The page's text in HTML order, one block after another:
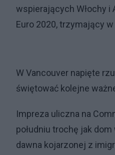
wspierających Włochy i
Euro 2020, trzymający
W Vancouver napięte
świętować kolejne
Impreza uliczna na
południu trochę jak
dawna kojarzonej z